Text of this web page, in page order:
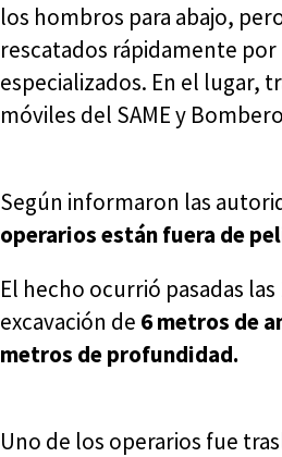
los hombros para abajo,
rescatados rápidamente
especializados. En el lugar,
móviles del SAME y
Según informaron las
operarios están fuera de
El hecho ocurrió pasadas las
excavación de 6 metros de
metros de profundidad.
Uno de los operarios fue